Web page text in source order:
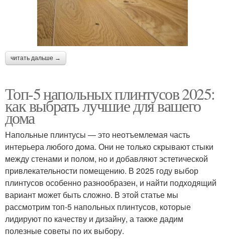
читать дальше →
Топ-5 напольных плинтусов 2025:
как выбрать лучшие для вашего
дома
Напольные плинтусы — это неотъемлемая часть
интерьера любого дома. Они не только скрывают стыки
между стенами и полом, но и добавляют эстетической
привлекательности помещению. В 2025 году выбор
плинтусов особенно разнообразен, и найти подходящий
вариант может быть сложно. В этой статье мы
рассмотрим топ-5 напольных плинтусов, которые
лидируют по качеству и дизайну, а также дадим
полезные советы по их выбору.